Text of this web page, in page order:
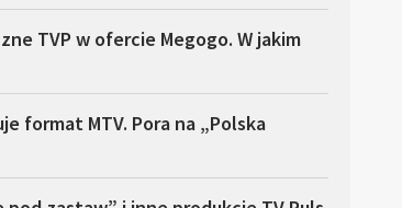
TVP w ofercie Megogo. W jakim
format MTV. Pora na „Polska